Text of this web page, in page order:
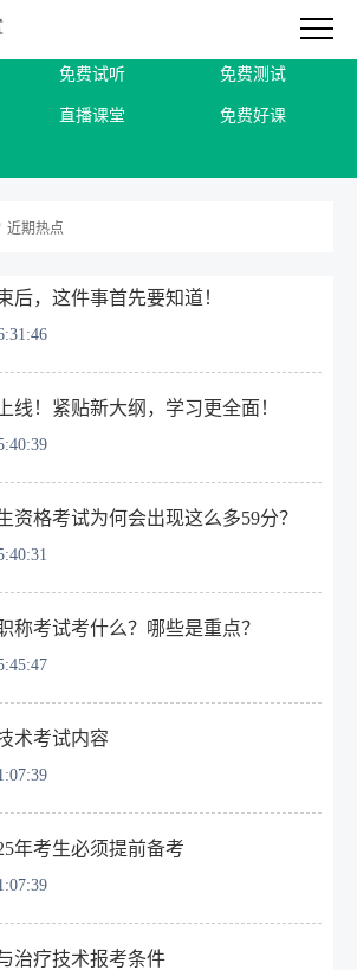
免费试听 免费测试
直播课堂 免费好课
近期热点
后，这件事首先要知道！
线！紧贴新大纲，学习更全面！
资格考试为何会出现这么多59分？
称考试考什么？哪些是重点？
术考试内容
年考生必须提前备考
治疗技术报考条件